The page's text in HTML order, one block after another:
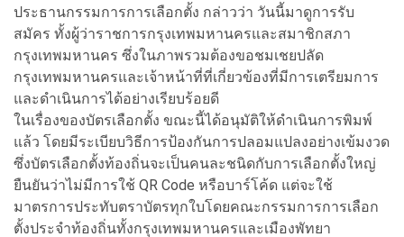
ประธานกรรมการการเลือกตั้ง กล่าวว่า วันนี้มาดูการรับ
สมัคร ทั้งผู้ว่าราชการกรุงเทพมหานครและสมาชิกสภา
กรุงเทพมหานคร ซึ่งในภาพรวมต้องขอชมเชยปลัด
กรุงเทพมหานครและเจ้าหน้าที่ที่เกี่ยวข้องที่มีการเตรียมการ
และดำเนินการได้อย่างเรียบร้อยดี
ในเรื่องของบัตรเลือกตั้ง ขณะนี้ได้อนุมัติให้ดำเนินการพิมพ์
แล้ว โดยมีระเบียบวิธีการป้องกันการปลอมแปลงอย่างเข้มงวด
ซึ่งบัตรเลือกตั้งท้องถิ่นจะเป็นคนละชนิดกับการเลือกตั้งใหญ่
ยืนยันว่าไม่มีการใช้ QR Code หรือบาร์โค้ด แต่จะใช้
มาตรการประทับตราบัตรทุกใบโดยคณะกรรมการการเลือก
ตั้งประจำท้องถิ่นทั้งกรุงเทพมหานครและเมืองพัทยา